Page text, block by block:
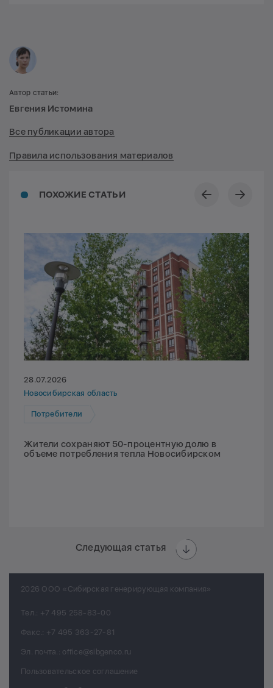
ПОХОЖИЕ СТАТЬИ
28.07.2026
Новосибирская область
Потребители
Жители сохраняют 50-процентную долю в
объеме потребления тепла Новосибирском
Следующая статья
Автор статьи:
Евгения Истомина
Все публикации автора
Правила использования материалов
2026 ООО «Сибирская генерирующая компания»
Тел.: +7 495 258-83-00
Факс.: +7 495 363-27-81
Эл. почта.: office@sibgenco.ru
Пользовательское соглашение